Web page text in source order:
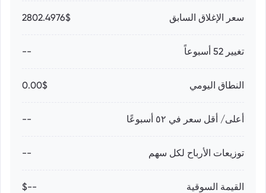
سعر الإغلاق السابق 2802.4976$
تغيير 52 أسبوعاً --
النطاق اليومي 0.00$
أعلى/ أقل سعر في ٥٢ أسبوعًا --
توزيعات الأرباح لكل سهم --
القيمة السوقية --$